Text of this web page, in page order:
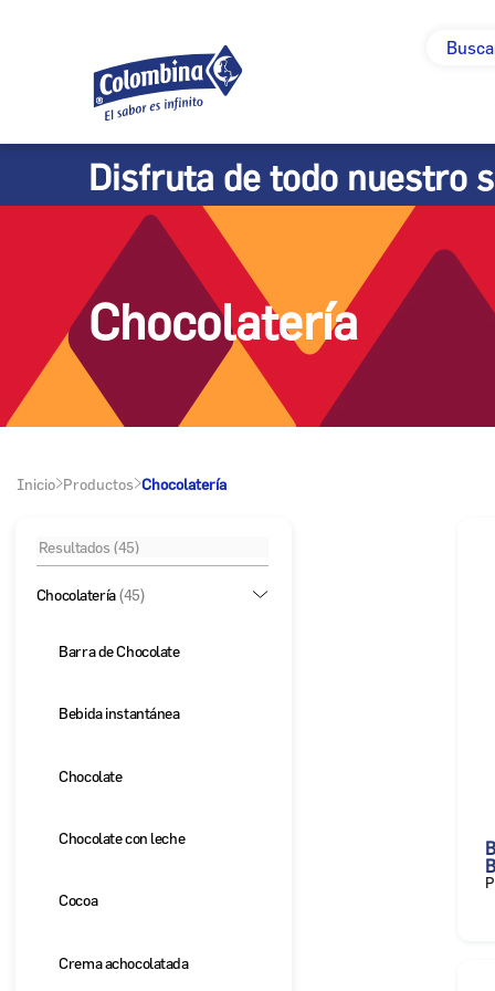
Disfruta de todo nuestro
Chocolatería
Inicio Productos Chocolatería
Chocolatería(45)
Barra de Chocolate
Bebida instantánea
Chocolate
Chocolate con leche
Cocoa
Crema achocolatada